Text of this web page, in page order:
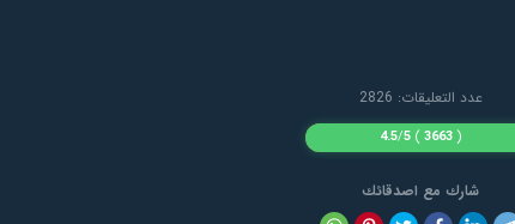
عدد التعليقات: 2826
(
3663
)
4.5/5
شارك مع اصدقائك